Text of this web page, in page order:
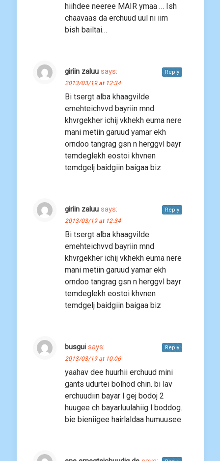
hiihdee neeree MAIR ymaa … Ish
chaavaas da erchuud uul ni iim
bish bailtai…
giriin zaluu says:
2013/03/19 at 12:34
Bi tsergt alba khaagvilde
emehteichvvd bayriin mnd
khvrgekher ichij vkhekh euma nere
mani metiin garuud yamar ekh
orndoo tangrag gsn n herggvl bayr
temdeglekh eostoi khvnen
temdgelj baidgiin baigaa biz
Reply
giriin zaluu says:
2013/03/19 at 12:34
Bi tsergt alba khaagvilde
emehteichvvd bayriin mnd
khvrgekher ichij vkhekh euma nere
mani metiin garuud yamar ekh
orndoo tangrag gsn n herggvl bayr
temdeglekh eostoi khvnen
temdgelj baidgiin baigaa biz
Reply
busgui says:
2013/03/19 at 10:06
yaahav dee huurhii erchuud mini
gants udurtei bolhod chin. bi lav
erchuudiin bayar l gej bodoj 2
huugee ch bayarluulahiig l boddog.
bie bieniigee hairlaldaa humuusee
Reply